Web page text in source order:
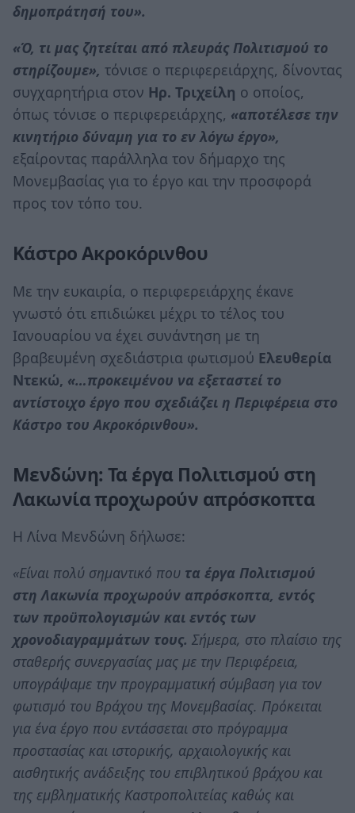
δημοπράτησή του».
«Ό, τι μας ζητείται από πλευράς Πολιτισμού το
στηρίζουμε», τόνισε ο περιφερειάρχης, δίνοντας
συγχαρητήρια στον Ηρ. Τριχείλη ο οποίος,
όπως τόνισε ο περιφερειάρχης, «αποτέλεσε την
κινητήριο δύναμη για το εν λόγω έργο»,
εξαίροντας παράλληλα τον δήμαρχο της
Μονεμβασίας για το έργο και την προσφορά
προς τον τόπο του.
Κάστρο Ακροκόρινθου
Με την ευκαιρία, ο περιφερειάρχης έκανε
γνωστό ότι επιδιώκει μέχρι το τέλος του
Ιανουαρίου να έχει συνάντηση με τη
βραβευμένη σχεδιάστρια φωτισμού Ελευθερία
Ντεκώ, «…προκειμένου να εξεταστεί το
αντίστοιχο έργο που σχεδιάζει η Περιφέρεια στο
Κάστρο του Ακροκόρινθου».
Μενδώνη: Τα έργα Πολιτισμού στη
Λακωνία προχωρούν απρόσκοπτα
Η Λίνα Μενδώνη δήλωσε:
«Είναι πολύ σημαντικό που τα έργα Πολιτισμού
στη Λακωνία προχωρούν απρόσκοπτα, εντός
των προϋπολογισμών και εντός των
χρονοδιαγραμμάτων τους. Σήμερα, στο πλαίσιο της
σταθερής συνεργασίας μας με την Περιφέρεια,
υπογράψαμε την προγραμματική σύμβαση για τον
φωτισμό του Βράχου της Μονεμβασίας. Πρόκειται
για ένα έργο που εντάσσεται στο πρόγραμμα
προστασίας και ιστορικής, αρχαιολογικής και
αισθητικής ανάδειξης του επιβλητικού βράχου και
της εμβληματικής Καστροπολιτείας καθώς και